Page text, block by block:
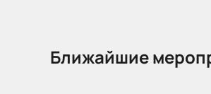
Ближайшие